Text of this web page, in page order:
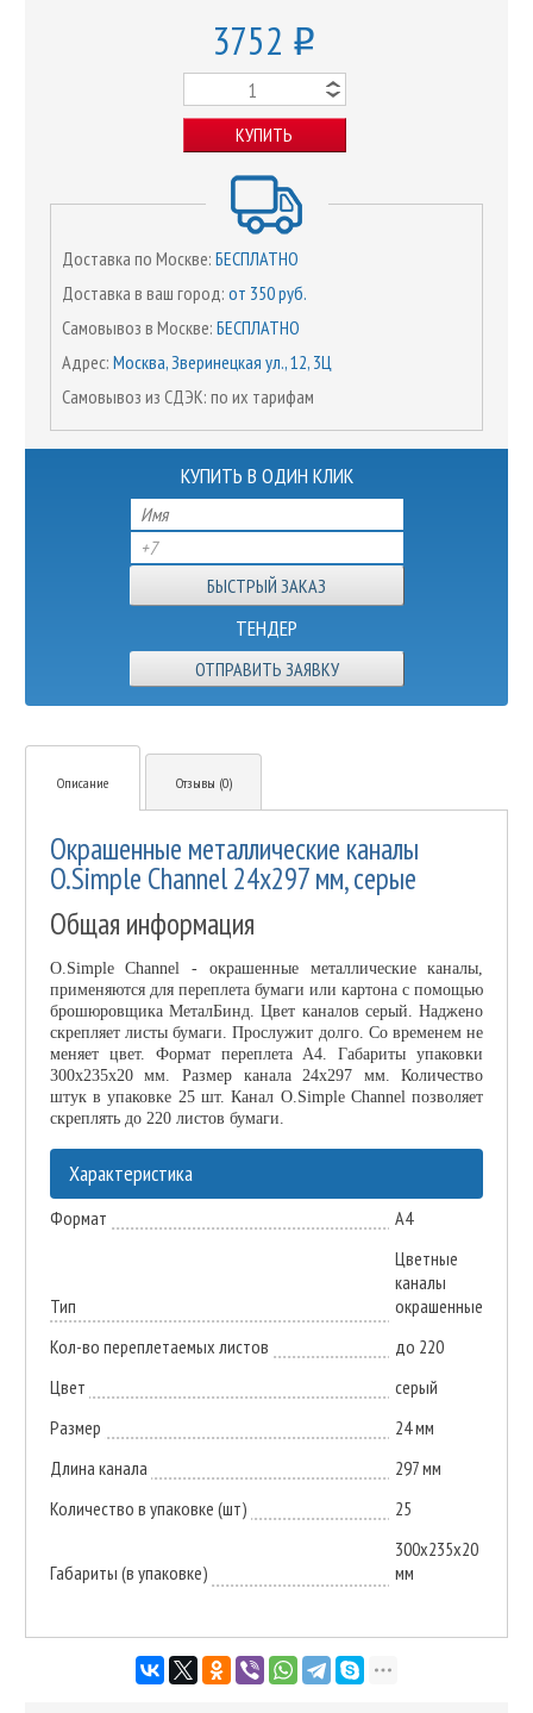
3752 o
КУПИТЬ
Доставка по Москве: БЕСПЛАТНО
Доставка в ваш город: от 350 руб.
Самовывоз в Москве: БЕСПЛАТНО
Адрес: Москва, Зверинецкая ул., 12, 3Ц
Самовывоз из СДЭК: по их тарифам
КУПИТЬ В ОДИН КЛИК
ТЕНДЕР
ОТПРАВИТЬ ЗАЯВКУ
Описание Отзывы (0)
Окрашенные металлические каналы
O.Simple Channel 24х297 мм, серые
Общая информация
O.Simple Channel - окрашенные металлические каналы,
применяются для переплета бумаги или картона с помощью
брошюровщика МеталБинд. Цвет каналов серый. Наджено
скрепляет листы бумаги. Прослужит долго. Со временем не
меняет цвет. Формат переплета А4. Габариты упаковки
300х235х20 мм. Размер канала 24х297 мм. Количество
штук в упаковке 25 шт. Канал O.Simple Channel позволяет
скреплять до 220 листов бумаги.
Характеристика
Формат А4
Тип
Цветные
каналы
окрашенные
Кол-во переплетаемых листов
до 220
Цвет
серый
Размер
24 мм
Длина канала
297 мм
Количество в упаковке (шт)
25
Габариты (в упаковке)
300х235х20
мм